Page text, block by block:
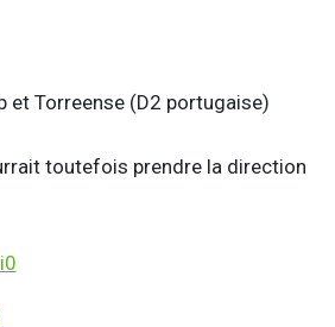
et Torreense (D2 portugaise)
toutefois prendre la direction